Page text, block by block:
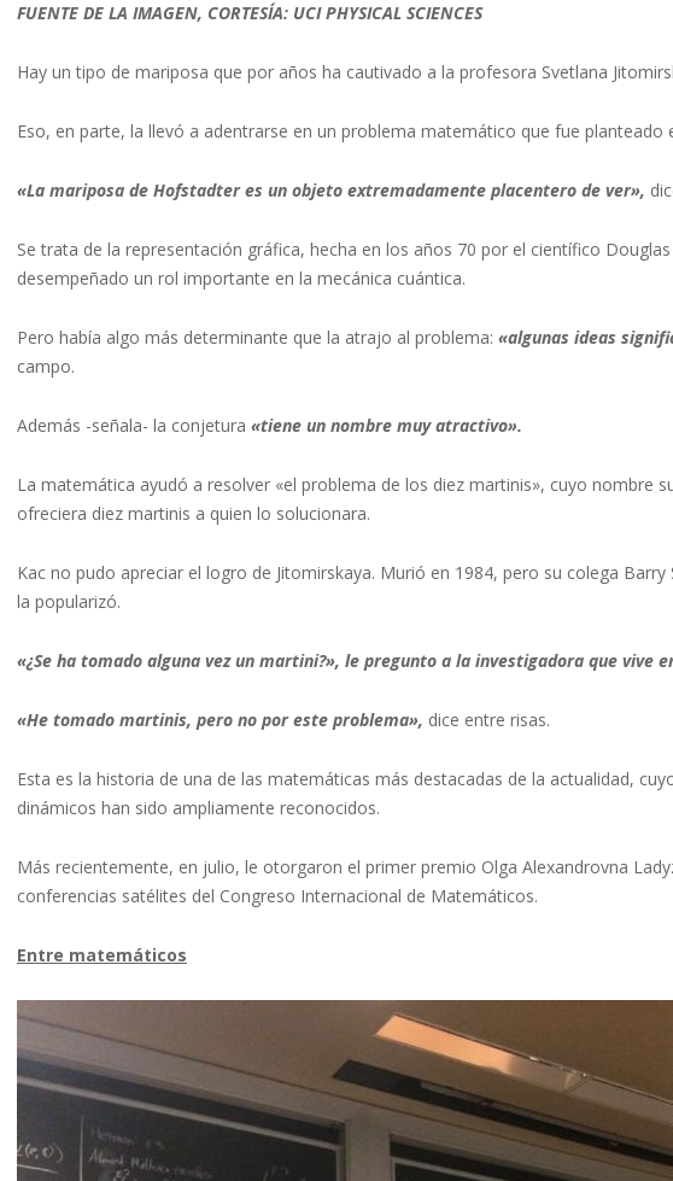
FUENTE DE LA IMAGEN, CORTESÍA: UCI PHYSICAL SCIENCES
Hay un tipo de mariposa que por años ha cautivado a la profesora Svetlana
Eso, en parte, la llevó a adentrarse en un problema matemático que fue planteado
«La mariposa de Hofstadter es un objeto extremadamente placentero de ver»,
Se trata de la representación gráfica, hecha en los años 70 por el científico
desempeñado un rol importante en la mecánica cuántica.
Pero había algo más determinante que la atrajo al problema: «algunas ideas
campo.
Además -señala- la conjetura «tiene un nombre muy atractivo».
La matemática ayudó a resolver «el problema de los diez martinis», cuyo nombre
ofreciera diez martinis a quien lo solucionara.
Kac no pudo apreciar el logro de Jitomirskaya. Murió en 1984, pero su colega
la popularizó.
«¿Se ha tomado alguna vez un martini?», le pregunto a la investigadora que vive
«He tomado martinis, pero no por este problema», dice entre risas.
Esta es la historia de una de las matemáticas más destacadas de la actualidad,
dinámicos han sido ampliamente reconocidos.
Más recientemente, en julio, le otorgaron el primer premio Olga Alexandrovna
conferencias satélites del Congreso Internacional de Matemáticos.
Entre matemáticos